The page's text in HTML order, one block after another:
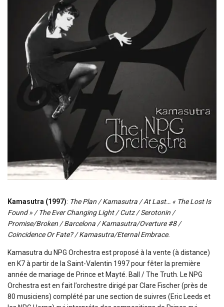
Kamasutra (1997): The Plan / Kamasutra / At Last… « The Lost Is
Found » / The Ever Changing Light / Cutz / Serotonin /
Promise/Broken / Barcelona / Kamasutra/Overture #8 /
Coincidence Or Fate? / Kamasutra/Eternal Embrace.
Kamasutra du NPG Orchestra est proposé à la vente (à distance)
en K7 à partir de la Saint-Valentin 1997 pour fêter la première
année de mariage de Prince et Mayté. Ball / The Truth. Le NPG
Orchestra est en fait l’orchestre dirigé par Clare Fischer (près de
80 musiciens) complété par une section de suivres (Eric Leeds et